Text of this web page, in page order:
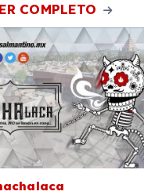
COMPLETO